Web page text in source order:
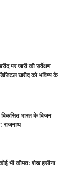
पर जारी की सर्वेक्षण
खरीद को भविष्य के
विकसित भारत के विजन
राजनाथ
भी कीमत: शेख हसीना